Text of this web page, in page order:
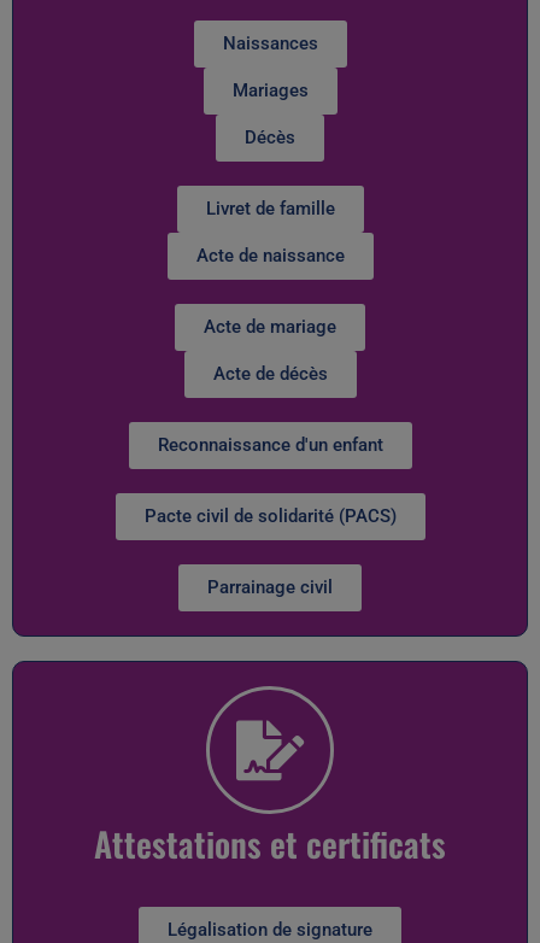
Naissances
Mariages
Décès
Livret de famille
Acte de naissance
Acte de mariage
Acte de décès
Reconnaissance d'un enfant
Pacte civil de solidarité (PACS)
Parrainage civil
Attestations et certificats
Légalisation de signature